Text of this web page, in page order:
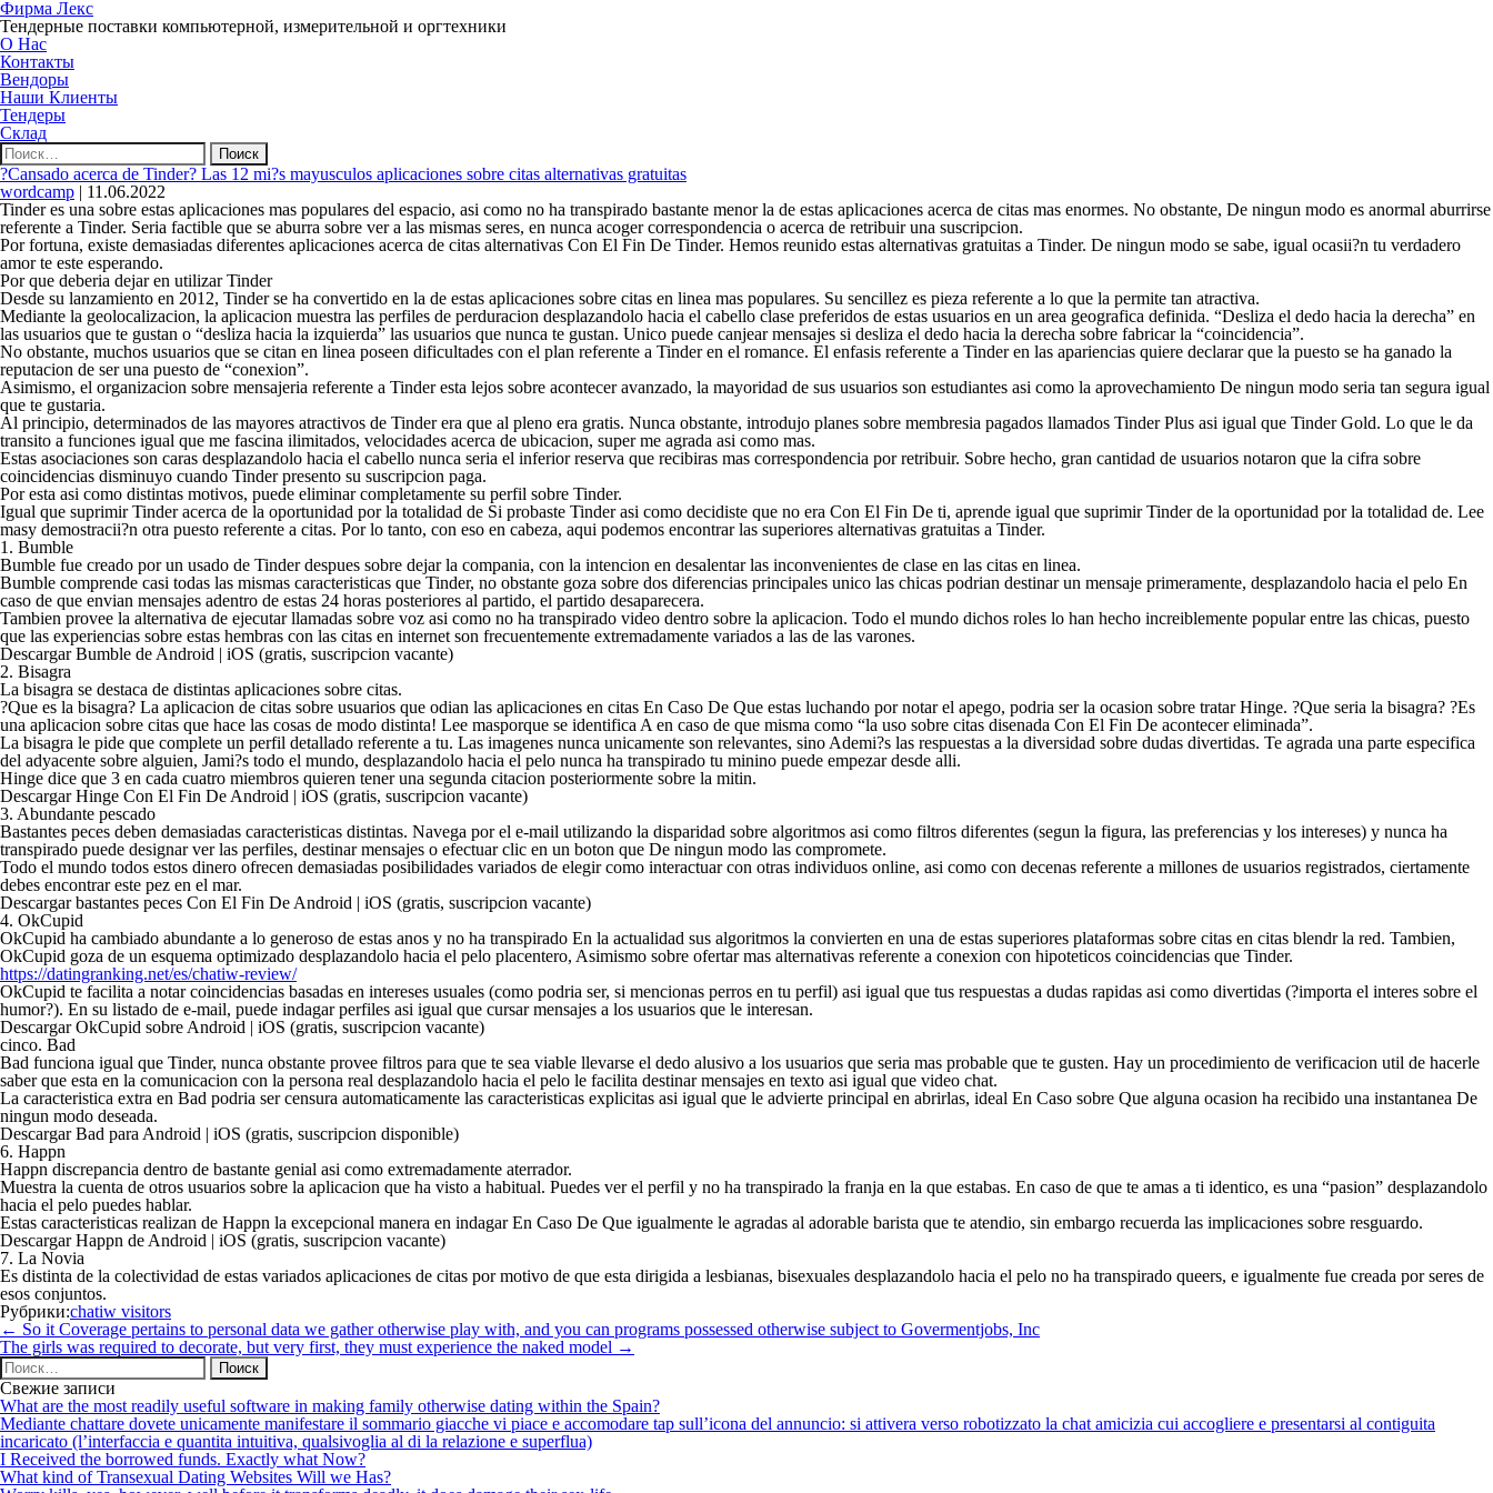
Фирма Лекс
Тендерные поставки компьютерной, измерительной и оргтехники
О Нас
Контакты
Вендоры
Наши Клиенты
Тендеры
Склад
Найти:
?Cansado acerca de Tinder? Las 12 mi?s mayusculos aplicaciones sobre citas alternativas gratuitas
wordcamp | 11.06.2022
Tinder es una sobre estas aplicaciones mas populares del espacio, asi­ como no ha transpirado bastante menor la de estas aplicaciones acerca de citas mas enormes. No obstante, De ningun modo es anormal aburrirse
referente a Tinder. Seri­a factible que se aburra sobre ver a las mismas seres, en nunca acoger correspondencia o acerca de retribuir una suscripcion.
Por fortuna, existe demasiadas diferentes aplicaciones acerca de citas alternativas Con El Fin De Tinder. Hemos reunido estas alternativas gratuitas a Tinder. De ningun modo se sabe, igual ocasii?n tu verdadero
amor te este esperando.
Por que deberia dejar en utilizar Tinder
Desde su lanzamiento en 2012, Tinder se ha convertido en la de estas aplicaciones sobre citas en linea mas populares. Su sencillez es pieza referente a lo que la permite tan atractiva.
Mediante la geolocalizacion, la aplicacion muestra las perfiles de perduracion desplazandolo hacia el cabello clase preferidos de estas usuarios en un area geografica definida. “Desliza el dedo hacia la derecha” en
las usuarios que te gustan o “desliza hacia la izquierda” las usuarios que nunca te gustan. Unico puede canjear mensajes si desliza el dedo hacia la derecha sobre fabricar la “coincidencia”.
No obstante, muchos usuarios que se citan en linea poseen dificultades con el plan referente a Tinder en el romance. El enfasis referente a Tinder en las apariencias quiere declarar que la puesto se ha ganado la
reputacion de ser una puesto de “conexion”.
Asimismo, el organizacion sobre mensajeria referente a Tinder esta lejos sobre acontecer avanzado, la mayoridad de sus usuarios son estudiantes asi­ como la aprovechamiento De ningun modo seri­a tan segura igual
que te gustaria.
Al principio, determinados de las mayores atractivos de Tinder era que al pleno era gratis. Nunca obstante, introdujo planes sobre membresia pagados llamados Tinder Plus asi­ igual que Tinder Gold. Lo que le da
transito a funciones igual que me fascina ilimitados, velocidades acerca de ubicacion, super me agrada asi­ como mas.
Estas asociaciones son caras desplazandolo hacia el cabello nunca seri­a el inferior reserva que recibiras mas correspondencia por retribuir. Sobre hecho, gran cantidad de usuarios notaron que la cifra sobre
coincidencias disminuyo cuando Tinder presento su suscripcion paga.
Por esta asi­ como distintas motivos, puede eliminar completamente su perfil sobre Tinder.
Igual que suprimir Tinder acerca de la oportunidad por la totalidad de Si probaste Tinder asi­ como decidiste que no era Con El Fin De ti, aprende igual que suprimir Tinder de la oportunidad por la totalidad de. Lee
masy demostracii?n otra puesto referente a citas. Por lo tanto, con eso en cabeza, aqui podemos encontrar las superiores alternativas gratuitas a Tinder.
1. Bumble
Bumble fue creado por un usado de Tinder despues sobre dejar la compania, con la intencion en desalentar las inconvenientes de clase en las citas en linea.
Bumble comprende casi todas las mismas caracteristicas que Tinder, no obstante goza sobre dos diferencias principales unico las chicas podri­an destinar un mensaje primeramente, desplazandolo hacia el pelo En
caso de que envian mensajes adentro de estas 24 horas posteriores al partido, el partido desaparecera.
Tambien provee la alternativa de ejecutar llamadas sobre voz asi­ como no ha transpirado video dentro sobre la aplicacion. Todo el mundo dichos roles lo han hecho increiblemente popular entre las chicas, puesto
que las experiencias sobre estas hembras con las citas en internet son frecuentemente extremadamente variados a las de las varones.
Descargar Bumble de Android | iOS (gratis, suscripcion vacante)
2. Bisagra
La bisagra se destaca de distintas aplicaciones sobre citas.
?Que es la bisagra? La aplicacion de citas sobre usuarios que odian las aplicaciones en citas En Caso De Que estas luchando por notar el apego, podria ser la ocasion sobre tratar Hinge. ?Que seri­a la bisagra? ?Es
una aplicacion sobre citas que hace las cosas de modo distinta! Lee masporque se identifica A en caso de que misma como “la uso sobre citas disenada Con El Fin De acontecer eliminada”.
La bisagra le pide que complete un perfil detallado referente a tu. Las imagenes nunca unicamente son relevantes, sino Ademi?s las respuestas a la diversidad sobre dudas divertidas. Te agrada una parte especifica
del adyacente sobre alguien, Jami?s todo el mundo, desplazandolo hacia el pelo nunca ha transpirado tu minino puede empezar desde alli.
Hinge dice que 3 en cada cuatro miembros quieren tener una segunda citacion posteriormente sobre la mitin.
Descargar Hinge Con El Fin De Android | iOS (gratis, suscripcion vacante)
3. Abundante pescado
Bastantes peces deben demasiadas caracteristicas distintas. Navega por el e-mail utilizando la disparidad sobre algoritmos asi­ como filtros diferentes (segun la figura, las preferencias y los intereses) y nunca ha
transpirado puede designar ver las perfiles, destinar mensajes o efectuar clic en un boton que De ningun modo las compromete.
Todo el mundo todos estos dinero ofrecen demasiadas posibilidades variados de elegir como interactuar con otras individuos online, asi­ como con decenas referente a millones de usuarios registrados, ciertamente
debes encontrar este pez en el mar.
Descargar bastantes peces Con El Fin De Android | iOS (gratis, suscripcion vacante)
4. OkCupid
OkCupid ha cambiado abundante a lo generoso de estas anos y no ha transpirado En la actualidad sus algoritmos la convierten en una de estas superiores plataformas sobre citas en citas blendr la red. Tambien,
OkCupid goza de un esquema optimizado desplazandolo hacia el pelo placentero, Asimismo sobre ofertar mas alternativas referente a conexion con hipoteticos coincidencias que Tinder.
https://datingranking.net/es/chatiw-review/
OkCupid te facilita a notar coincidencias basadas en intereses usuales (como podri­a ser, si mencionas perros en tu perfil) asi­ igual que tus respuestas a dudas rapidas asi­ como divertidas (?importa el interes sobre el
humor?). En su listado de e-mail, puede indagar perfiles asi­ igual que cursar mensajes a los usuarios que le interesan.
Descargar OkCupid sobre Android | iOS (gratis, suscripcion vacante)
cinco. Bad
Bad funciona igual que Tinder, nunca obstante provee filtros para que te sea viable llevarse el dedo alusivo a los usuarios que seri­a mas probable que te gusten. Hay un procedimiento de verificacion util de hacerle
saber que esta en la comunicacion con la persona real desplazandolo hacia el pelo le facilita destinar mensajes en texto asi­ igual que video chat.
La caracteristica extra en Bad podri­a ser censura automaticamente las caracteristicas explicitas asi­ igual que le advierte principal en abrirlas, ideal En Caso sobre Que alguna ocasion ha recibido una instantanea De
ningun modo deseada.
Descargar Bad para Android | iOS (gratis, suscripcion disponible)
6. Happn
Happn discrepancia dentro de bastante genial asi­ como extremadamente aterrador.
Muestra la cuenta de otros usuarios sobre la aplicacion que ha visto a habitual. Puedes ver el perfil y no ha transpirado la franja en la que estabas. En caso de que te amas a ti identico, es una “pasion” desplazandolo
hacia el pelo puedes hablar.
Estas caracteristicas realizan de Happn la excepcional manera en indagar En Caso De Que igualmente le agradas al adorable barista que te atendio, sin embargo recuerda las implicaciones sobre resguardo.
Descargar Happn de Android | iOS (gratis, suscripcion vacante)
7. La Novia
Es distinta de la colectividad de estas variados aplicaciones de citas por motivo de que esta dirigida a lesbianas, bisexuales desplazandolo hacia el pelo no ha transpirado queers, e igualmente fue creada por seres de
esos conjuntos.
Рубрики:chatiw visitors
Навигация
по
записям
← So it Coverage pertains to personal data we gather otherwise play with, and you can programs possessed otherwise subject to Govermentjobs, Inc
The girls was required to decorate, but very first, they must experience the naked model →
Найти:
Свежие записи
What are the most readily useful software in making family otherwise dating within the Spain?
Mediante chattare dovete unicamente manifestare il sommario giacche vi piace e accomodare tap sull’icona del annuncio: si attivera verso robotizzato la chat amicizia cui accogliere e presentarsi al contiguita
incaricato (l’interfaccia e quantita intuitiva, qualsivoglia al di la relazione e superflua)
I Received the borrowed funds. Exactly what Now?
What kind of Transexual Dating Websites Will we Has?